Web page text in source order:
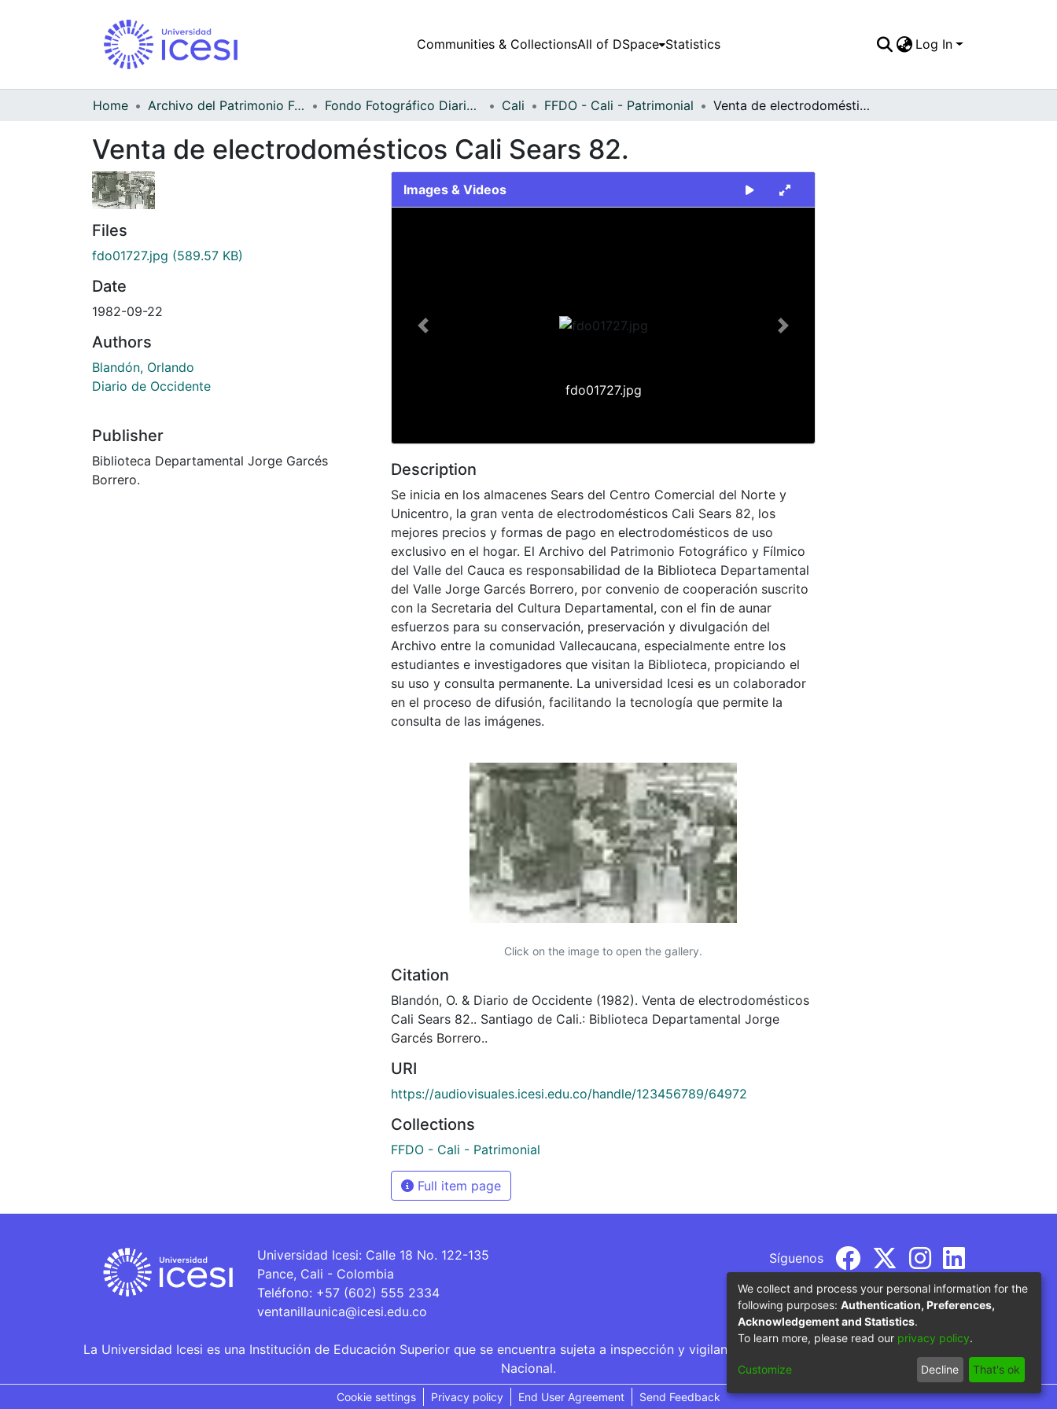
Communities & CollectionsAll of DSpace Statistics Log In
Home Archivo del Patrimonio Fotográfico y Fílmico del Valle del Cauca Fondo Fotográfico Diario Occidente Cali FFDO - Cali - Patrimonial Venta de electrodomésticos Cali Sears 82.
Venta de electrodomésticos Cali Sears 82.
Files
fdo01727.jpg (589.57 KB)
Date
1982-09-22
Authors
Blandón, Orlando
Diario de Occidente
Publisher
Biblioteca Departamental Jorge Garcés
Borrero.
Images & Videos
fdo01727.jpg
Previous Next
Description
Se inicia en los almacenes Sears del Centro Comercial del Norte y
Unicentro, la gran venta de electrodomésticos Cali Sears 82, los
mejores precios y formas de pago en electrodomésticos de uso
exclusivo en el hogar. El Archivo del Patrimonio Fotográfico y Fílmico
del Valle del Cauca es responsabilidad de la Biblioteca Departamental
del Valle Jorge Garcés Borrero, por convenio de cooperación suscrito
con la Secretaria del Cultura Departamental, con el fin de aunar
esfuerzos para su conservación, preservación y divulgación del
Archivo entre la comunidad Vallecaucana, especialmente entre los
estudiantes e investigadores que visitan la Biblioteca, propiciando el
su uso y consulta permanente. La universidad Icesi es un colaborador
en el proceso de difusión, facilitando la tecnología que permite la
consulta de las imágenes.
Click on the image to open the gallery.
Citation
Blandón, O. & Diario de Occidente (1982). Venta de electrodomésticos
Cali Sears 82.. Santiago de Cali.: Biblioteca Departamental Jorge
Garcés Borrero..
URI
https://audiovisuales.icesi.edu.co/handle/123456789/64972
Collections
FFDO - Cali - Patrimonial
Full item page
Universidad Icesi: Calle 18 No. 122-135
Pance, Cali - Colombia
Teléfono: +57 (602) 555 2334
ventanillaunica@icesi.edu.co
Síguenos
La Universidad Icesi es una Institución de Educación Superior que se encuentra sujeta a inspección y vigilancia por parte del Ministerio de Educación
Nacional.
Cookie settings Privacy policy End User Agreement Send Feedback
We collect and process your personal information for the
following purposes: Authentication, Preferences,
Acknowledgement and Statistics.
To learn more, please read our privacy policy.
Customize Decline That's ok